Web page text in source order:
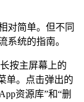
对简单。但不同
系统的指南。
按主屏幕上的
单。点击弹出的
资源库”和“删